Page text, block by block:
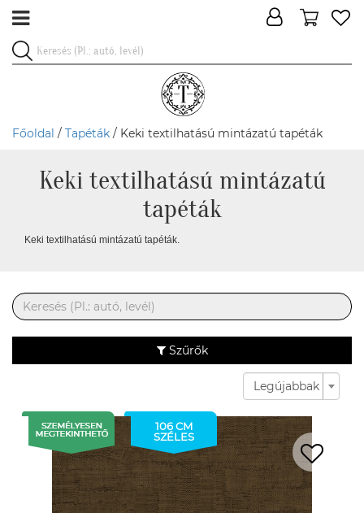
Főoldal / Tapéták / Keki textilhatású mintázatú tapéták
Keki textilhatású mintázatú
tapéták
Keki textilhatású mintázatú tapéták.
Szűrők
Legújabbak
106 CM
SZÉLES